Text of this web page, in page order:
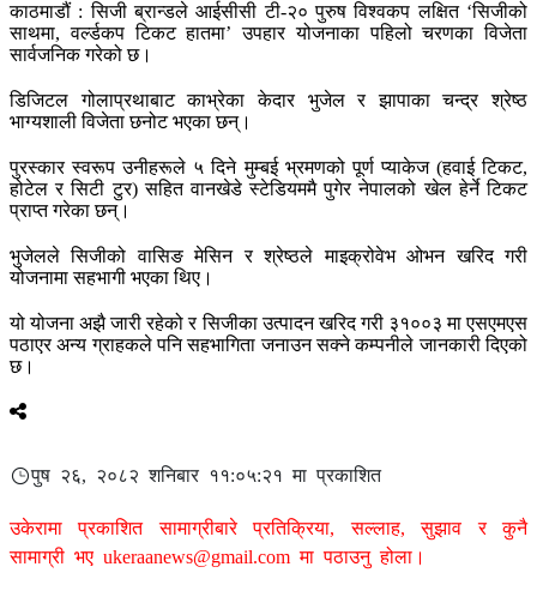
काठमाडौं : सिजी ब्रान्डले आईसीसी टी-२० पुरुष विश्वकप लक्षित ‘सिजीको
साथमा, वर्ल्डकप टिकट हातमा’ उपहार योजनाका पहिलो चरणका विजेता
सार्वजनिक गरेको छ।
डिजिटल गोलाप्रथाबाट काभ्रेका केदार भुजेल र झापाका चन्द्र श्रेष्ठ
भाग्यशाली विजेता छनोट भएका छन्।
पुरस्कार स्वरूप उनीहरूले ५ दिने मुम्बई भ्रमणको पूर्ण प्याकेज (हवाई टिकट,
होटेल र सिटी टुर) सहित वानखेडे स्टेडियममै पुगेर नेपालको खेल हेर्ने टिकट
प्राप्त गरेका छन्।
भुजेलले सिजीको वासिङ मेसिन र श्रेष्ठले माइक्रोवेभ ओभन खरिद गरी
योजनामा सहभागी भएका थिए।
यो योजना अझै जारी रहेको र सिजीका उत्पादन खरिद गरी ३१००३ मा एसएमएस
पठाएर अन्य ग्राहकले पनि सहभागिता जनाउन सक्ने कम्पनीले जानकारी दिएको
छ।
पुष २६, २०८२ शनिबार ११:०५:२१ मा प्रकाशित
उकेरामा प्रकाशित सामाग्रीबारे प्रतिक्रिया, सल्लाह, सुझाव र कुनै
सामाग्री भए ukeraanews@gmail.com मा पठाउनु होला।